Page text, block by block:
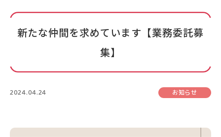
新たな仲間を求めています【業務委託募
集】
2024.04.24 お知らせ